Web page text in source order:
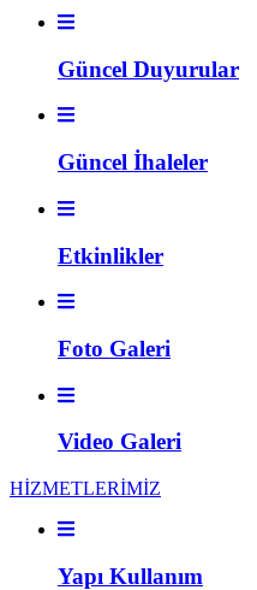
Güncel Duyurular
Güncel İhaleler
Etkinlikler
Foto Galeri
Video Galeri
HİZMETLERİMİZ
Yapı Kullanım